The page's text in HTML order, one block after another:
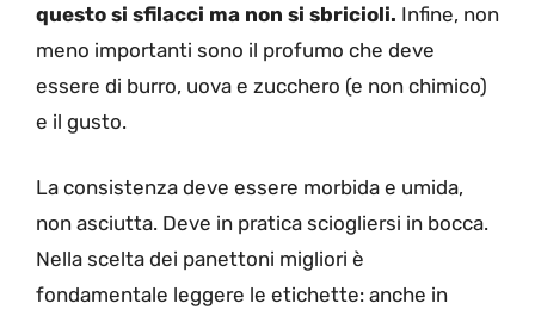
questo si sfilacci ma non si sbricioli. Infine, non
meno importanti sono il profumo che deve
essere di burro, uova e zucchero (e non chimico)
e il gusto.
La consistenza deve essere morbida e umida,
non asciutta. Deve in pratica sciogliersi in bocca.
Nella scelta dei panettoni migliori è
fondamentale leggere le etichette: anche in